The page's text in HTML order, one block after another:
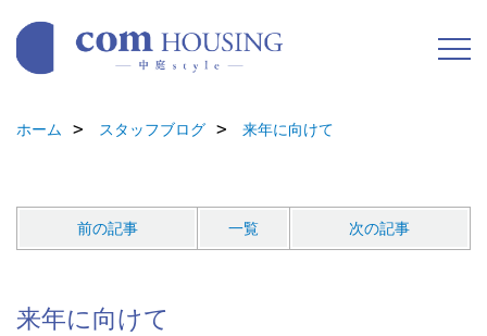
ホーム スタッフブログ 来年に向けて
前の記事 一覧 次の記事
来年に向けて